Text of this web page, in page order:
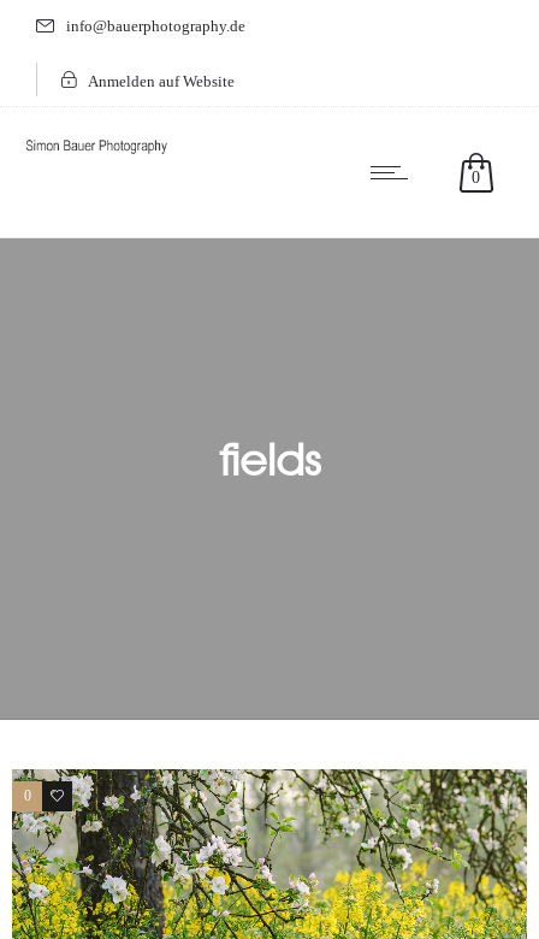
info@bauerphotography.de
Anmelden auf Website
0
fields
0 0